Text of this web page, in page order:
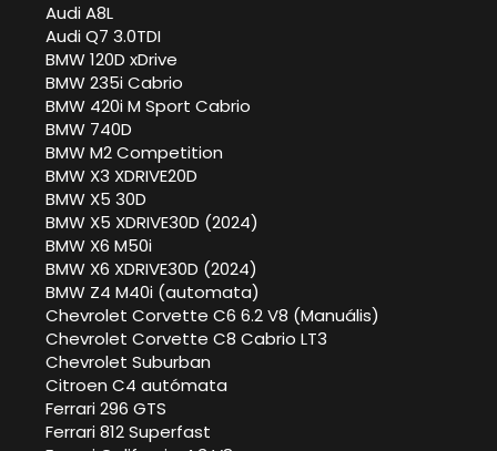
Audi A8L
Audi Q7 3.0TDI
BMW 120D xDrive
BMW 235i Cabrio
BMW 420i M Sport Cabrio
BMW 740D
BMW M2 Competition
BMW X3 XDRIVE20D
BMW X5 30D
BMW X5 XDRIVE30D (2024)
BMW X6 M50i
BMW X6 XDRIVE30D (2024)
BMW Z4 M40i (automata)
Chevrolet Corvette C6 6.2 V8 (Manuális)
Chevrolet Corvette C8 Cabrio LT3
Chevrolet Suburban
Citroen C4 autómata
Ferrari 296 GTS
Ferrari 812 Superfast